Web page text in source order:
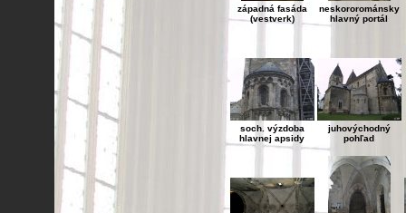
západná fasáda
(vestverk)
neskororománsky
hlavný portál
soch. výzdoba
hlavnej apsidy
juhovýchodný
pohľad